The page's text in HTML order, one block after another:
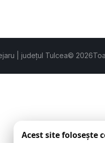
| județul Tulcea© 2026
Acest site folosește